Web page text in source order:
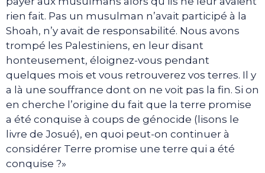
rien fait. Pas un musulman n’avait participé à la
Shoah, n’y avait de responsabilité. Nous avons
trompé les Palestiniens, en leur disant
honteusement, éloignez-vous pendant
quelques mois et vous retrouverez vos terres. Il y
a là une souffrance dont on ne voit pas la fin. Si on
en cherche l’origine du fait que la terre promise
a été conquise à coups de génocide (lisons le
livre de Josué), en quoi peut-on continuer à
considérer Terre promise une terre qui a été
conquise ?»